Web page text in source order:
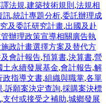
法規,建築技術規則 ,法規相
訊,統計專題分析,委託辦理成
及委託研究計畫,出國及赴
辦理政策宣導相關廣告執
政計畫選擇方案及替代方
會計報告,預算書,決算書,營
土永續發展基金,會計報告,解
政指導文書,組織與職掌,各單
,訴願案決定查詢,採購案決標
,支付或接受之補助,城鄉發展